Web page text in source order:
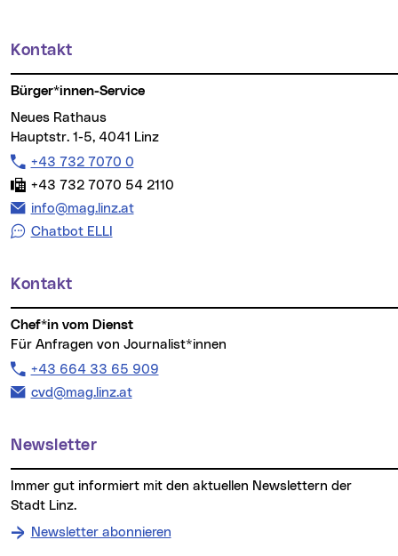
Weitere Informationen
Kontakt
Bürger*innen-Service
Neues Rathaus
Hauptstr. 1-5, 4041 Linz
Telefon:
+43 732 7070 0
Fax:
+43 732 7070 54 2110
E-Mail Adresse:
info@mag.linz.at
Chatbot ELLI
Kontakt
Chef*in vom Dienst
Für Anfragen von Journalist*innen
Telefon:
+43 664 33 65 909
E-Mail Adresse:
cvd@mag.linz.at
Newsletter
Stadt Linz.
Newsletter abonnieren